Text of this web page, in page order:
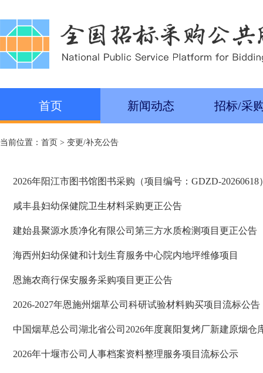
首页 新闻动态 招标/采
当前位置： 首页 > 变更/补充公告
2026年阳江市图书馆图书采购（项目编号：GDZD-
咸丰县妇幼保健院卫生材料采购更正公告
建始县聚源水质净化有限公司第三方水质检测项目更正公告
海西州妇幼保健和计划生育服务中心院内地坪维修项目
恩施农商行保安服务采购项目更正公告
2026-2027年恩施州烟草公司科研试验材料购买项目流标公告
中国烟草总公司湖北省公司2026年度襄阳复烤厂新建原烟
2026年十堰市公司人事档案资料整理服务项目流标公示